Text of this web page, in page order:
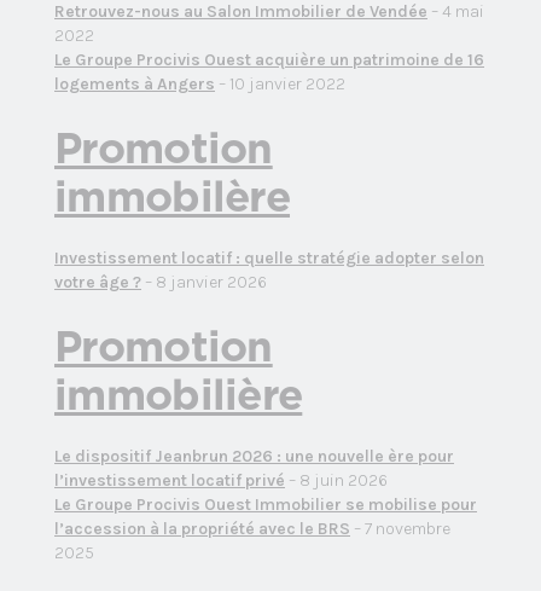
Retrouvez-nous au Salon Immobilier de Vendée – 4 mai
2022
Le Groupe Procivis Ouest acquière un patrimoine de 16
logements à Angers – 10 janvier 2022
Promotion
immobilère
Investissement locatif : quelle stratégie adopter selon
votre âge ? – 8 janvier 2026
Promotion
immobilière
Le dispositif Jeanbrun 2026 : une nouvelle ère pour
l’investissement locatif privé – 8 juin 2026
Le Groupe Procivis Ouest Immobilier se mobilise pour
l’accession à la propriété avec le BRS – 7 novembre
2025